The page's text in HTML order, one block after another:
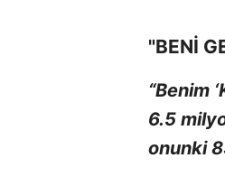
"BENİ
“Benim
6.5
onunki